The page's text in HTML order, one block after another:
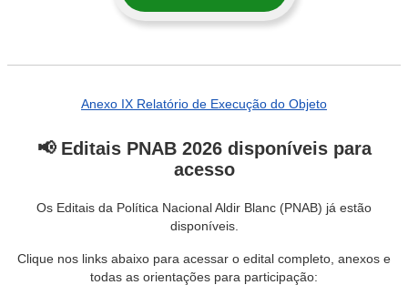
Anexo IX Relatório de Execução do Objeto
📢 Editais PNAB 2026 disponíveis para
acesso
Os Editais da Política Nacional Aldir Blanc (PNAB) já estão
disponíveis.
Clique nos links abaixo para acessar o edital completo, anexos e
todas as orientações para participação: